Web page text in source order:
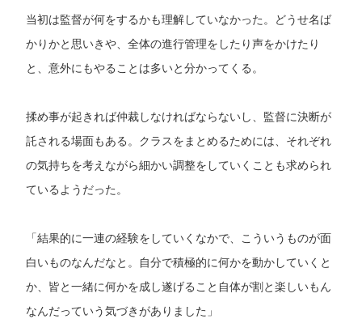
当初は監督が何をするかも理解していなかった。どうせ名ば
かりかと思いきや、全体の進行管理をしたり声をかけたり
と、意外にもやることは多いと分かってくる。
揉め事が起きれば仲裁しなければならないし、監督に決断が
託される場面もある。クラスをまとめるためには、それぞれ
の気持ちを考えながら細かい調整をしていくことも求められ
ているようだった。
「結果的に一連の経験をしていくなかで、こういうものが面
白いものなんだなと。自分で積極的に何かを動かしていくと
か、皆と一緒に何かを成し遂げること自体が割と楽しいもん
なんだっていう気づきがありました」